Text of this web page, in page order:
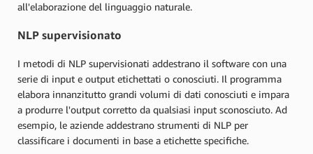
all'elaborazione del linguaggio naturale.
NLP supervisionato
I metodi di NLP supervisionati addestrano il software con una
serie di input e output etichettati o conosciuti. Il programma
elabora innanzitutto grandi volumi di dati conosciuti e impara
a produrre l'output corretto da qualsiasi input sconosciuto. Ad
esempio, le aziende addestrano strumenti di NLP per
classificare i documenti in base a etichette specifiche.